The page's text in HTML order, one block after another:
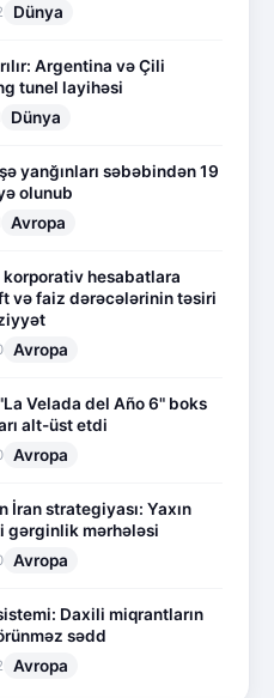
Dünya
Argentina və Çili
tunel layihəsi
Dünya
yanğınları səbəbindən 19
olunub
Avropa
korporativ hesabatlara
və faiz dərəcələrinin təsiri
Avropa
Velada del Año 6" boks
alt-üst etdi
Avropa
İran strategiyası: Yaxın
gərginlik mərhələsi
Avropa
Daxili miqrantların
sədd
Avropa